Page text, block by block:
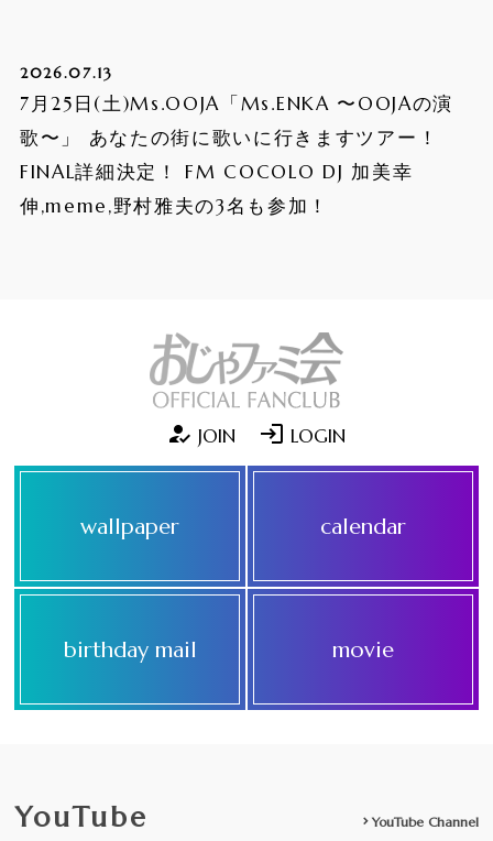
2026.07.13
7月25日(土)Ms.OOJA「Ms.ENKA 〜OOJAの演
歌〜」 あなたの街に歌いに行きますツアー！
FINAL詳細決定！ FM COCOLO DJ 加美幸
伸,meme,野村雅夫の3名も参加！
how_to_reg JOIN login LOGIN
wallpaper calendar
birthday mail movie
YouTube YouTube Channel